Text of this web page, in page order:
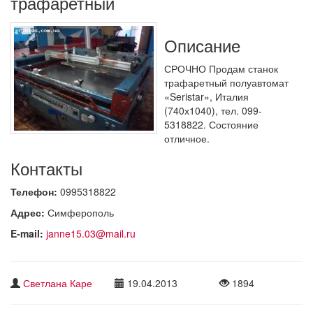
Описание
СРОЧНО Продам станок
трафаретный полуавтомат
«Seristar», Италия
(740х1040), тел. 099-
5318822. Состояние
отличное.
Контакты
Телефон: 0995318822
Адрес: Симферополь
E-mail: janne15.03@mail.ru
Светлана Каре 19.04.2013 1894